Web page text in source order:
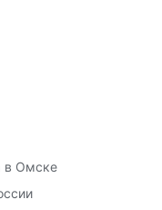
в Омске